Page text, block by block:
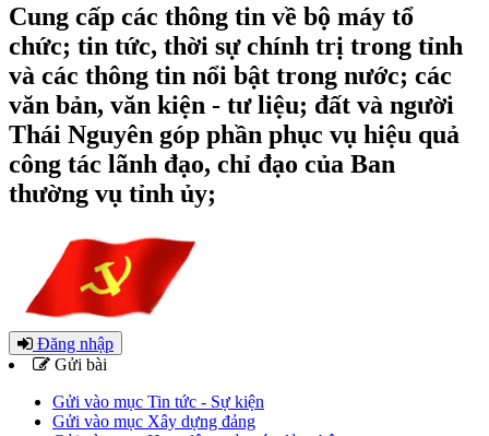
Cung cấp các thông tin về bộ máy tổ
chức; tin tức, thời sự chính trị trong tỉnh
và các thông tin nổi bật trong nước; các
văn bản, văn kiện - tư liệu; đất và người
Thái Nguyên góp phần phục vụ hiệu quả
công tác lãnh đạo, chỉ đạo của Ban
thường vụ tỉnh ủy;
Đăng nhập
Gửi bài
Gửi vào mục Tin tức - Sự kiện
Gửi vào mục Xây dựng đảng